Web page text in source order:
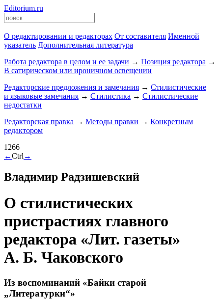
Editorium.ru
О редактировании и редакторах От составителя Именной
указатель Дополнительная литература
Работа редактора в целом и ее задачи → Позиция редактора →
В сатирическом или ироничном освещении
Редакторские предложения и замечания → Стилистические
и языковые замечания → Стилистика → Стилистические
недостатки
Редакторская правка → Методы правки → Конкретным
редактором
1266
←Ctrl →
Владимир Радзишевский
О стилистических
пристрастиях главного
редактора «Лит. газеты»
А. Б. Чаковского
Из воспоминаний «Байки старой
„Литературки“»